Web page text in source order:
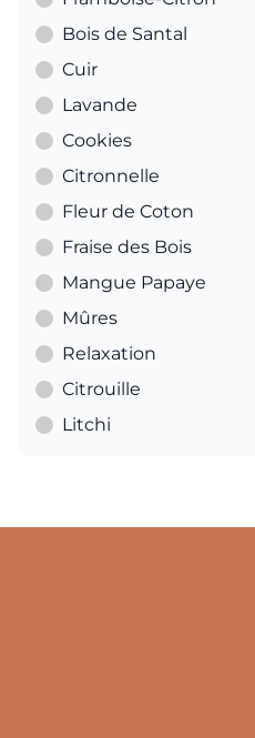
Bois de Santal
Cuir
Lavande
Cookies
Citronnelle
Fleur de Coton
Fraise des Bois
Mangue Papaye
Mûres
Relaxation
Citrouille
Litchi